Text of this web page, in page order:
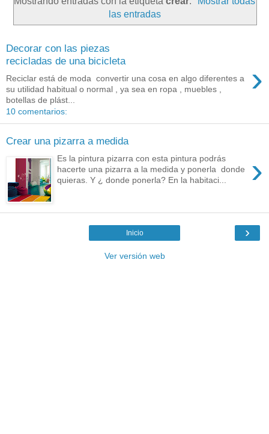
las entradas
Decorar con las piezas
recicladas de una bicicleta
›
Reciclar está de moda convertir una cosa en algo diferentes a
su utilidad habitual o normal , ya sea en ropa , muebles ,
botellas de plást...
10 comentarios:
Crear una pizarra a medida
›
Es la pintura pizarra con esta pintura podrás
hacerte una pizarra a la medida y ponerla donde
quieras. Y ¿ donde ponerla? En la habitaci...
›
Inicio
Ver versión web